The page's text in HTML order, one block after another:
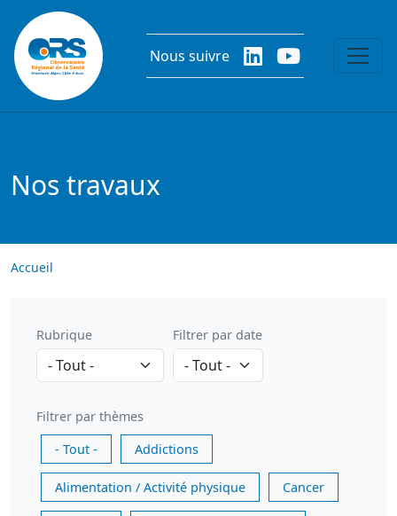
Aller au contenu principal
Nous suivre
Nos travaux
Accueil
Rubrique Filtrer par date
Filtrer par thèmes
- Tout -
Addictions
Alimentation / Activité physique Cancer